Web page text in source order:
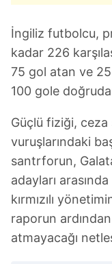
reklam/pazarlama
sınırlı olarak açık
Çerezlere ilişkin
vasıtasıyla
için Ayarlar
6698 sayılı Kişisel
hazırlanmış
ilgili mevzuata
almak için lütfen
İngiliz futbolcu,
kadar 226
75 gol atan ve
100 gole
Güçlü fiziği, ceza
vuruşlarındaki
santrforun,
adayları
kırmızılı
raporun
atmayacağı